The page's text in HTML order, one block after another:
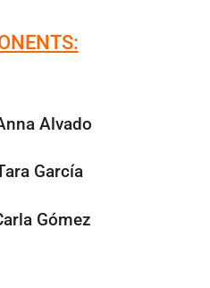
Alvado
García
Gómez